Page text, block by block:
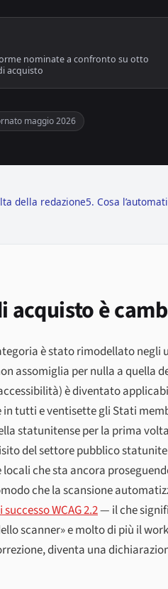
nominate a confronto su otto
acquisto
maggio 2026
della redazione5. Cosa
acquisto è
è stato rimodellato
assomiglia per nulla a quella
è diventato
tutti e ventisette gli Stati
statunitense per la prima
del settore pubblico
che sta ancora
che la scansione
WCAG 2.2— il che
scanner» e molto di più il
diventa una